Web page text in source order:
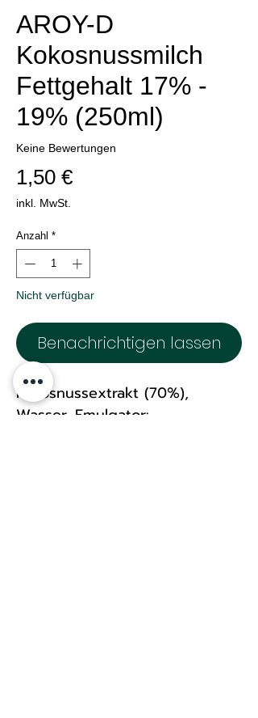
AROY-D
Kokosnussmilch
Fettgehalt 17% -
19% (250ml)
Keine Bewertungen
1,50 €Preis
inkl. MwSt.
Anzahl *
Nicht verfügbar
Benachrichtigen lassen
Kokosnussextrakt (70%),
Wasser, Emulgator: